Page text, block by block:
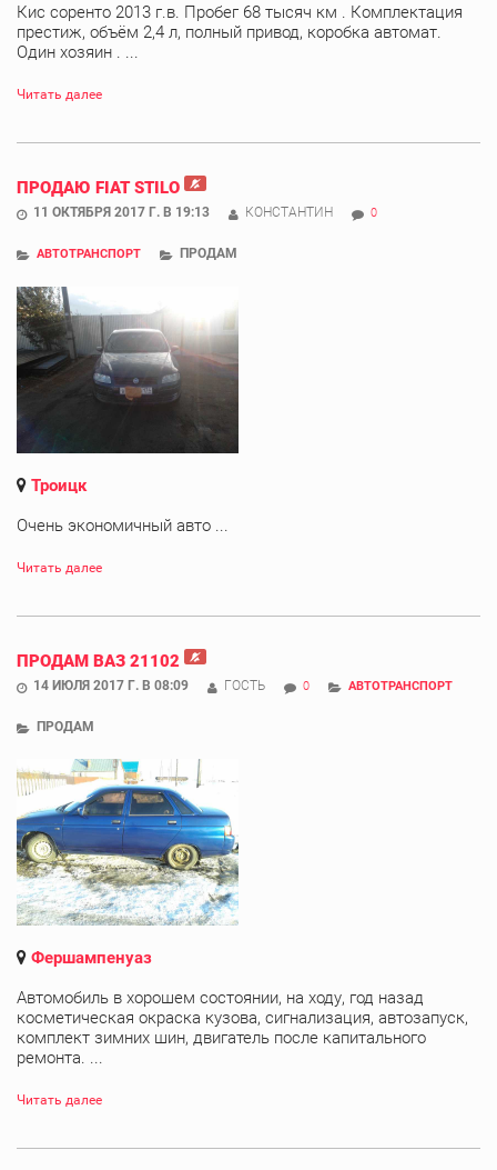
Кис соренто 2013 г.в. Пробег 68 тысяч км . Комплектация
престиж, объём 2,4 л, полный привод, коробка автомат.
Один хозяин . ...
Читать далее
ПРОДАЮ FIAT STILO
11 ОКТЯБРЯ 2017 Г. В 19:13 КОНСТАНТИН 0
АВТОТРАНСПОРТ ПРОДАМ
Троицк
Очень экономичный авто ...
Читать далее
ПРОДАМ ВАЗ 21102
14 ИЮЛЯ 2017 Г. В 08:09 ГОСТЬ 0 АВТОТРАНСПОРТ
ПРОДАМ
Фершампенуаз
Автомобиль в хорошем состоянии, на ходу, год назад
косметическая окраска кузова, сигнализация, автозапуск,
комплект зимних шин, двигатель после капитального
ремонта. ...
Читать далее